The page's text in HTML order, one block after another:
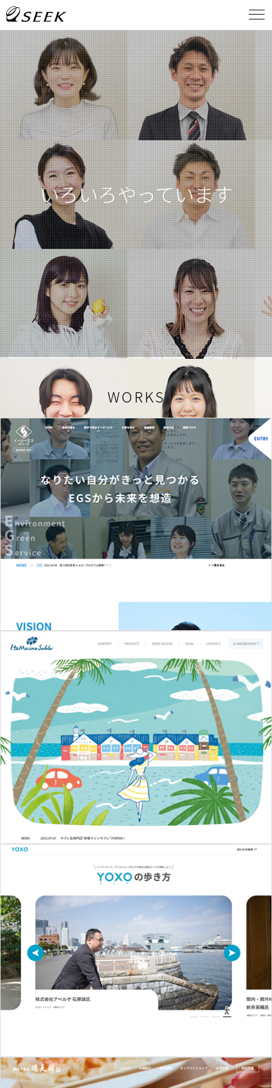
いろいろやっています
WORKS